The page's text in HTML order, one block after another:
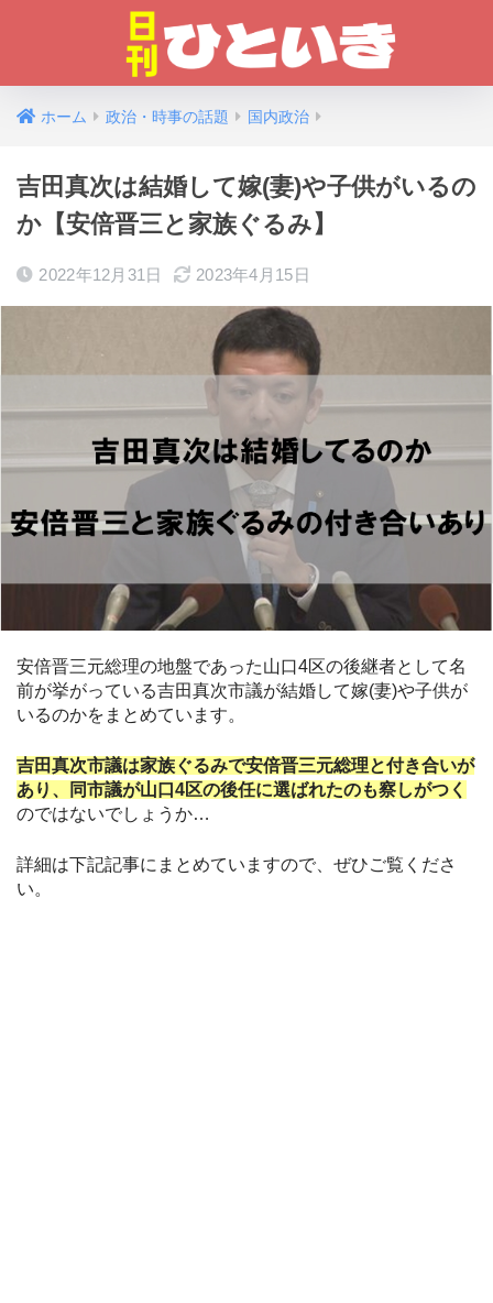
ホーム 政治・時事の話題 国内政治
吉田真次は結婚して嫁(妻)や子供がいるの
か【安倍晋三と家族ぐるみ】
2022年12月31日 2023年4月15日
安倍晋三元総理の地盤であった山口4区の後継者として名
前が挙がっている吉田真次市議が結婚して嫁(妻)や子供が
いるのかをまとめています。
吉田真次市議は家族ぐるみで安倍晋三元総理と付き合いが
あり、同市議が山口4区の後任に選ばれたのも察しがつく
のではないでしょうか…
詳細は下記記事にまとめていますので、ぜひご覧くださ
い。